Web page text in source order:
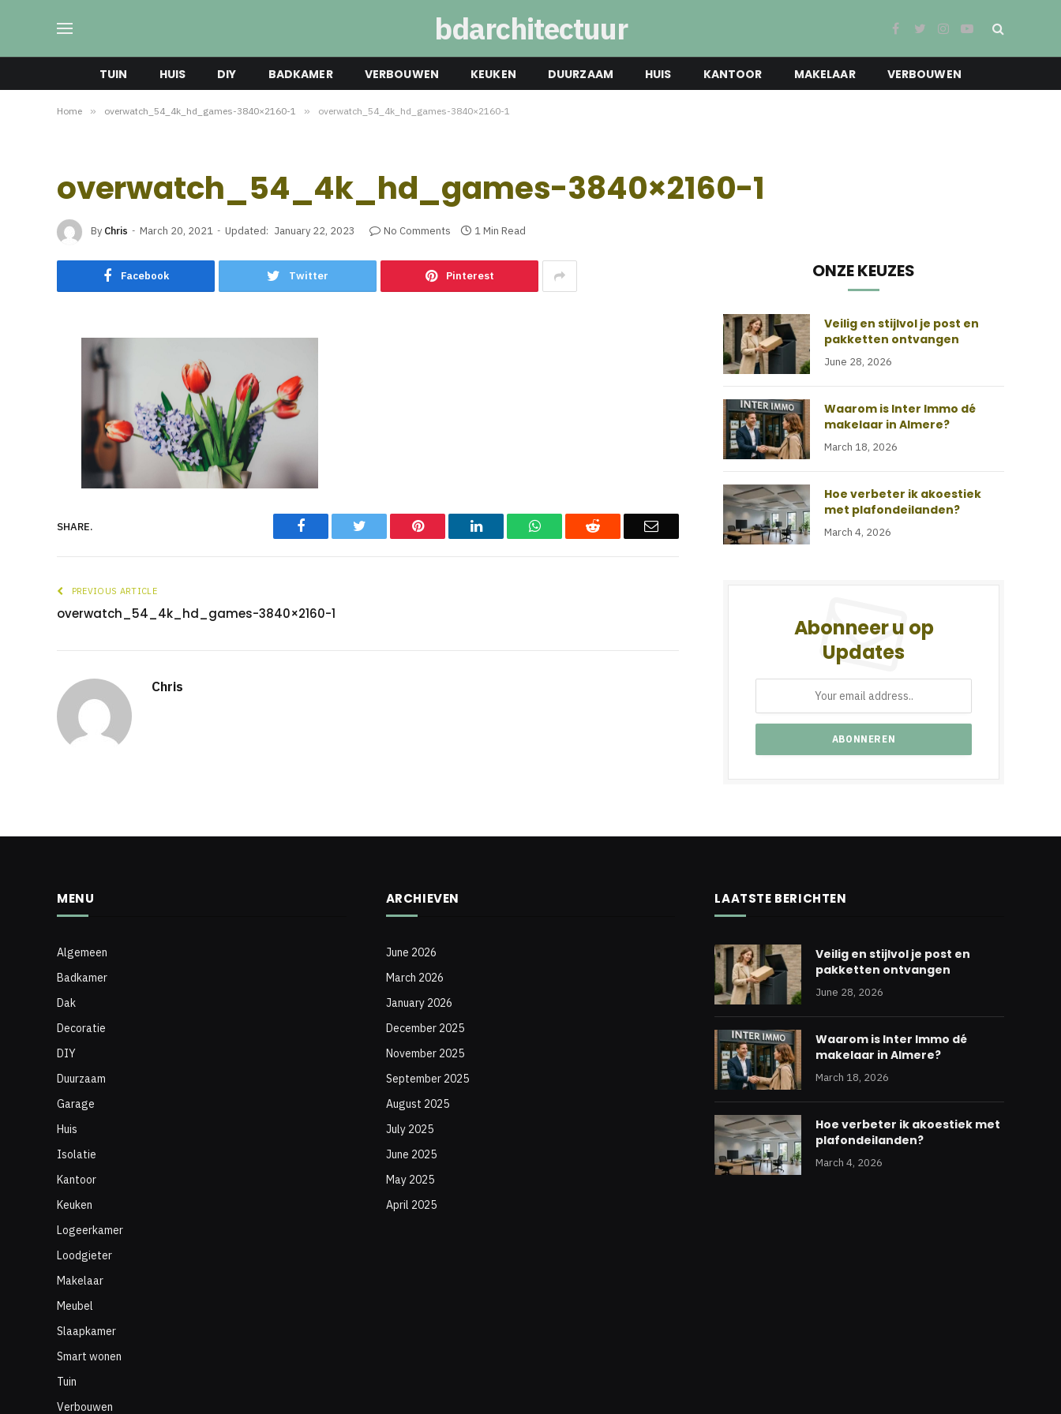
bdarchitectuur Facebook
TwitterInstagram
YouTube
TUIN HUIS DIY BADKAMER VERBOUWEN KEUKEN DUURZAAM HUIS KANTOOR MAKELAAR VERBOUWEN
Home » overwatch_54_4k_hd_games-3840×2160-1 » overwatch_54_4k_hd_games-3840×2160-1
overwatch_54_4k_hd_games-3840×2160-1
By Chris March 20, 2021 Updated: January 22, 2023 No Comments 1 Min Read
Facebook Twitter Pinterest
SHARE. Facebook Twitter Pinterest LinkedIn WhatsAppReddit Email
PREVIOUS ARTICLE
overwatch_54_4k_hd_games-3840×2160-1
Chris
ONZE KEUZES
Veilig en stijlvol je post en
pakketten ontvangen
June 28, 2026
Waarom is Inter Immo dé
makelaar in Almere?
March 18, 2026
Hoe verbeter ik akoestiek
met plafondeilanden?
March 4, 2026
Abonneer u op
Updates
MENU
Algemeen
Badkamer
Dak
Decoratie
DIY
Duurzaam
Garage
Huis
Isolatie
Kantoor
Keuken
Logeerkamer
Loodgieter
Makelaar
Meubel
Slaapkamer
Smart wonen
Tuin
Verbouwen
ARCHIEVEN
June 2026
March 2026
January 2026
December 2025
November 2025
September 2025
August 2025
July 2025
June 2025
May 2025
April 2025
LAATSTE BERICHTEN
Veilig en stijlvol je post en
pakketten ontvangen
June 28, 2026
Waarom is Inter Immo dé
makelaar in Almere?
March 18, 2026
Hoe verbeter ik akoestiek met
plafondeilanden?
March 4, 2026